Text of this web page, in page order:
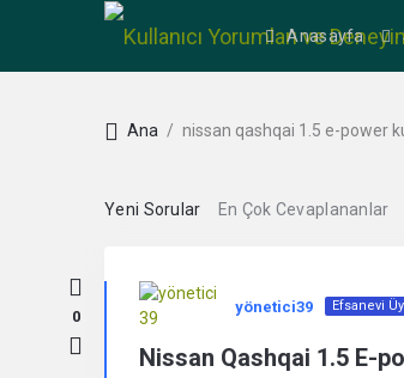
Anasayfa
Ana / nissan qashqai 1.5 e-power
Yeni Sorular En Çok Cevaplananlar
Kullanıcı
Yorumları
0
yönetici39 Efsanevi
Nissan Qashqai 1.5 E-